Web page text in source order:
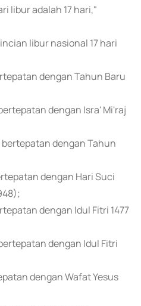
libur adalah 17 hari,"
libur nasional 17 hari
dengan Tahun Baru
dengan Isra' Mi'raj
bertepatan dengan Tahun
dengan Hari Suci
dengan Idul Fitri 1477
dengan Idul Fitri
dengan Wafat Yesus